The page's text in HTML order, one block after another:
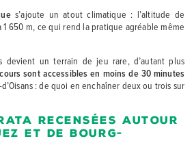
s’ajoute un atout climatique : l’altitude de
1 650 m, ce qui rend la pratique agréable même
devient un terrain de jeu rare, d’autant plus
sont accessibles en moins de 30 minutes
: de quoi en enchaîner deux ou trois sur
recensées autour
et de Bourg-